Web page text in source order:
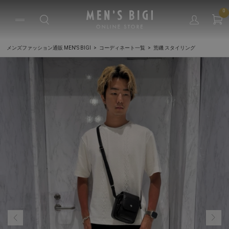
0
メンズファッション通販 MEN'S BIGI コーディネート一覧 荒磯 スタイリング